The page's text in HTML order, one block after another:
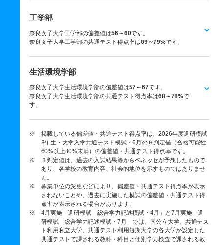
工学部
奈良女子大学工学部の偏差値は56～60です。
奈良女子大学工学部の共通テスト得点率は69～79%です。
生活環境学部
奈良女子大学生活環境学部の偏差値は57～67です。
奈良女子大学生活環境学部の共通テスト得点率は68～78%で
す。
※ 掲載している偏差値・共通テスト得点率は、2026年度進研模試
3年生・大学入学共通テスト模試・6月のＢ判定値（合格可能性
60%以上80%未満）の偏差値・共通テスト得点率です。
※ Ｂ判定値は、過去の入試結果等からベネッセが予想したもので
あり、各学校の教育内容、社会的地位を示すものではありませ
ん。
※ 募集単位の変更などにより、偏差値・共通テスト得点率が表示
されないことや、過去に実施した模試の偏差値・共通テスト得
点率が表示される場合があります。
※ 4月実施「進研模試 総合学力記述模試・4月」と7月実施「進
研模試 総合学力記述模試・7月」では、国公立大学、共通テス
ト利用私立大学、共通テスト利用短期大学の各大学が設定した
共通テストで課される教科・科目と個別学力検査で課される教